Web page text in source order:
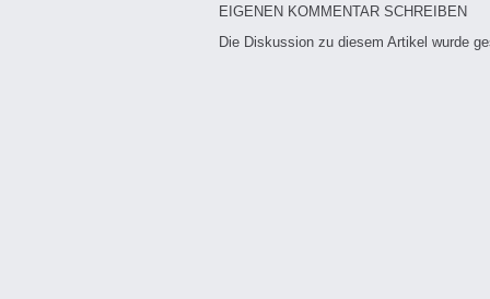
EIGENEN KOMMENTAR SCHREIBEN
Die Diskussion zu diesem Artikel wurde